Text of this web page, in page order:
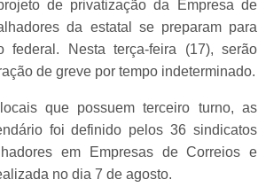
de privatização da Empresa de
da estatal se preparam para
Nesta terça-feira (17), serão
de greve por tempo indeterminado.
que possuem terceiro turno, as
foi definido pelos 36 sindicatos
em Empresas de Correios e
no dia 7 de agosto.